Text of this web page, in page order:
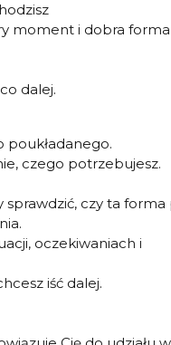
moment i dobra forma
dalej.
poukładanego.
czego potrzebujesz.
czy ta forma
oczekiwaniach i
iść dalej.